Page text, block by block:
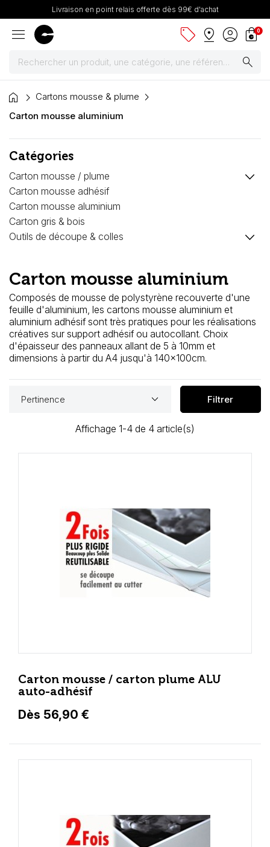
Livraison en point relais offerte dès 99€ d'achat
menu sell pin_drop account_circle shopping_bag
0
search
Peintures
Châssis, toiles & chevalets
Papiers
Dessin & arts graphiques
Loisirs Créatifs
Coffrets & cadeaux
Encadrement
mail Contact / Aide
home
Cartons mousse & plume
Carton mousse aluminium
Catégories
Carton mousse / plume keyboard_arrow_down
Carton mousse adhésif
Carton mousse aluminium
Carton gris & bois
Outils de découpe & colles
keyboard_arrow_down
Carton mousse aluminium
Composés de mousse de polystyrène recouverte d'une
feuille d'aluminium, les cartons mousse aluminium et
aluminium adhésif sont très pratiques pour les réalisations
créatives sur support adhésif ou autocollant. Choix
d'épaisseur des panneaux allant de 5 à 10mm et
dimensions à partir du A4 jusqu'à 140x100cm.
Pertinence keyboard_arrow_down Filtrer
Affichage 1-4 de 4 article(s)
Carton mousse / carton plume ALU
auto-adhésif
Dès 56,90 €